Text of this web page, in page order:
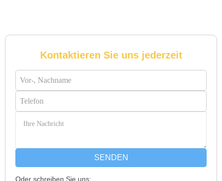
schon, sie müsste aufgebrochen werden, aber der Fachmann
Michael B. aus Bassersdorf
Kontaktieren Sie uns jederzeit
SENDEN
Oder schreiben Sie uns: